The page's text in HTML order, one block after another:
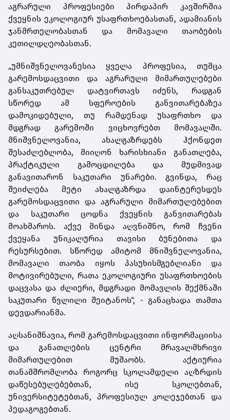
აგრარული პროფესიები პირდაპირ კავშირშია
ქვეყნის ეკოლოგიურ უსაფრთხოებასთან, ადამიანის
ჯანმრთელობასთან და მომავალი თაობების
კეთილდღეობასთან.
„უმნიშვნელოვანესია ყველა პროფესია, თუმცა
გარემოსდაცვითი და აგრარული მიმართულებები
განსაკუთრებულ დატვირთავს იძენს, რადგან
სწორედ ამ სფეროების განვითარებაზეა
დამოკიდებული, თუ რამდენად უსაფრთხო და
მდგრად გარემოში ვიცხოვრებთ მომავალში.
მნიშვნელოვანია, ახალგაზრდებს ჰქონდეთ
შესაძლებლობა, მიიღონ ხარისხიანი განათლება,
პრაქტიკული გამოცდილება და მუდმივად
განავითარონ საკუთარი უნარები. გვინდა, რაც
შეიძლება მეტი ახალგაზრდა დაინტერესდეს
გარემოსდაცვითი და აგრარული მიმართულებებით
და საკუთარი ცოდნა ქვეყნის განვითარებას
მოახმაროს. აქვე მინდა აღვნიშნო, რომ ჩვენი
ქვეყანა უნიკალურია თავისი ბუნებითა და
რესურსებით. სწორედ ამიტომ მნიშვნელოვანია,
მომავალი თაობა იყოს პასუხისმგებლიანი და
მოტივირებული, რათა ეკოლოგიური უსაფრთხოების
დაცვასა და ძლიერი, მდგრადი მომავლის შექმნაში
საკუთარი წვლილი შეიტანოს“, - განაცხადა თამთა
დევდარიანმა.
აღსანიშნავია, რომ გარემოსდაცვითი ინფორმაციისა
და განათლების ცენტრი მრავალმხრივი
მიმართულებით მუშაობს. აქტიურია
თანამშრომლობა როგორც სკოლამდელი აღზრდის
დაწესებულებებთან, ისე სკოლებთან,
უნივერსიტეტებთან, პროფესიულ კოლეჯებთან და
პედაგოგებთან.